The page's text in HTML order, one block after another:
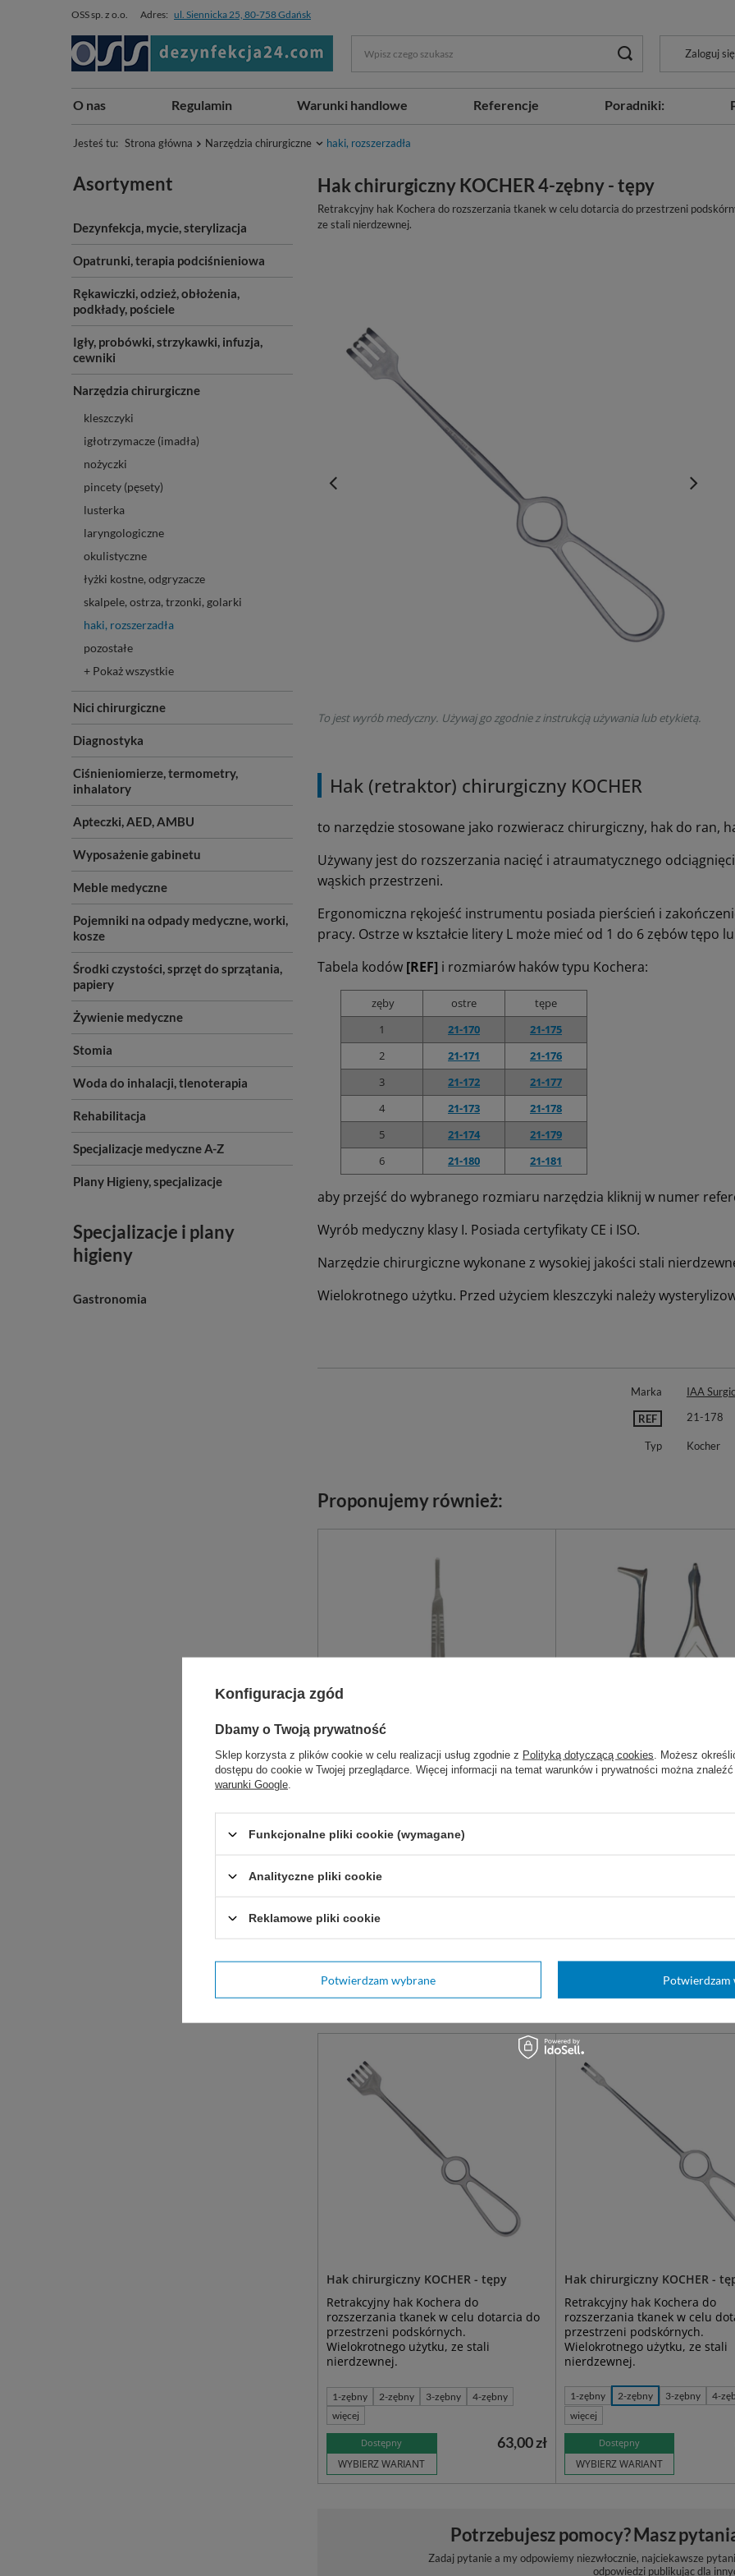
OSS sp. z o.o. Adres: ul. Siennicka 25, 80-758 Gdańsk
Zaloguj się
O nas Regulamin Warunki handlowe Referencje Poradniki:
Jesteś tu: Strona główna Narzędzia chirurgiczne haki, rozszerzadła
Asortyment
Dezynfekcja, mycie, sterylizacja
Opatrunki, terapia podciśnieniowa
Rękawiczki, odzież, obłożenia,
podkłady, pościele
Igły, probówki, strzykawki, infuzja,
cewniki
Narzędzia chirurgiczne
kleszczyki
igłotrzymacze (imadła)
nożyczki
pincety (pęsety)
lusterka
laryngologiczne
okulistyczne
łyżki kostne, odgryzacze
skalpele, ostrza, trzonki, golarki
haki, rozszerzadła
pozostałe
+ Pokaż wszystkie
Nici chirurgiczne
Diagnostyka
Ciśnieniomierze, termometry,
inhalatory
Apteczki, AED, AMBU
Wyposażenie gabinetu
Meble medyczne
Pojemniki na odpady medyczne, worki,
kosze
Środki czystości, sprzęt do sprzątania,
papiery
Żywienie medyczne
Stomia
Woda do inhalacji, tlenoterapia
Rehabilitacja
Specjalizacje medyczne A-Z
Plany Higieny, specjalizacje
Specjalizacje i plany
higieny
Gastronomia
Hak chirurgiczny KOCHER 4-zębny - tępy
Retrakcyjny hak Kochera do rozszerzania tkanek w celu dotarcia do przestrzeni
ze stali nierdzewnej.
To jest wyrób medyczny. Używaj go zgodnie z instrukcją używania lub etykietą.
Hak (retraktor) chirurgiczny KOCHER
to narzędzie stosowane jako rozwieracz chirurgiczny, hak do ran,
Używany jest do rozszerzania nacięć i atraumatycznego
wąskich przestrzeni.
Ergonomiczna rękojeść instrumentu posiada pierścień i
pracy. Ostrze w kształcie litery L może mieć od 1 do 6 zębów tępo
Tabela kodów [REF] i rozmiarów haków typu Kochera:
zęby ostre
tępe
1
21-170
21-175
2
21-171
21-176
3
21-172
21-177
4
21-173
21-178
5
21-174
21-179
6
21-180 21-181
aby przejść do wybranego rozmiaru narzędzia kliknij w numer
Wyrób medyczny klasy I. Posiada certyfikaty CE i ISO.
Narzędzie chirurgiczne wykonane z wysokiej jakości stali
Wielokrotnego użytku. Przed użyciem kleszczyki należy
Marka IAA
REF 21-178
Typ Kocher
Proponujemy również:
Uchwyt do ostrza skalpela
ostrzami od nr 18 do 36. Ze stali
nierdzewnej. Wygrawerowana miarka
Dostępny
Wziernik nosowy HARTMANN
Zobacz także:
Hak chirurgiczny KOCHER - tępy
Retrakcyjny hak Kochera do
rozszerzania tkanek w celu dotarcia do
przestrzeni podskórnych.
Wielokrotnego użytku, ze stali
nierdzewnej.
1-zębny 2-zębny 3-zębny
4-zębny
więcej
Dostępny
WYBIERZ WARIANT
63,00 zł
Hak chirurgiczny KOCHER -
Retrakcyjny hak Kochera do
rozszerzania tkanek w celu
przestrzeni podskórnych.
Wielokrotnego użytku, ze stali
nierdzewnej.
1-zębny 2-zębny 3-zębny
4-
więcej
Dostępny
WYBIERZ WARIANT
Potrzebujesz pomocy? Masz
Zadaj pytanie a my odpowiemy niezwłocznie, najciekawsze
odpowiedzi publikując dla
Konfiguracja zgód
Dbamy o Twoją prywatność
Sklep korzysta z plików cookie w celu realizacji usług zgodnie z Polityką dotyczącą cookies . Możesz
dostępu do cookie w Twojej przeglądarce. Więcej informacji na temat warunków i prywatności można
warunki Google
Funkcjonalne pliki cookie (wymagane)
Analityczne pliki cookie
Reklamowe pliki cookie
Potwierdzam wybrane Potwierdzam